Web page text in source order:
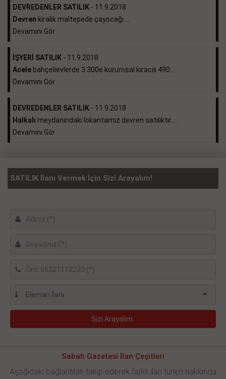
DEVREDENLER SATILIK - 11.9.2018
Devren kiralık maltepede çayocağı....
Devamını Gör
İŞYERİ SATILIK - 11.9.2018
Acele bahçelievlerde 3.300e kurumsal kiracılı 490...
Devamını Gör
DEVREDENLER SATILIK - 11.9.2018
Halkalı meydanındaki lokantamız devren satılıktır....
Devamını Gör
SATILIK İlanı Vermek İçin Sizi Arayalım!
Sabah Gazetesi İlan Çeşitleri
Aşağıdaki bağlantıları takip ederek farklı ilan türleri hakkında